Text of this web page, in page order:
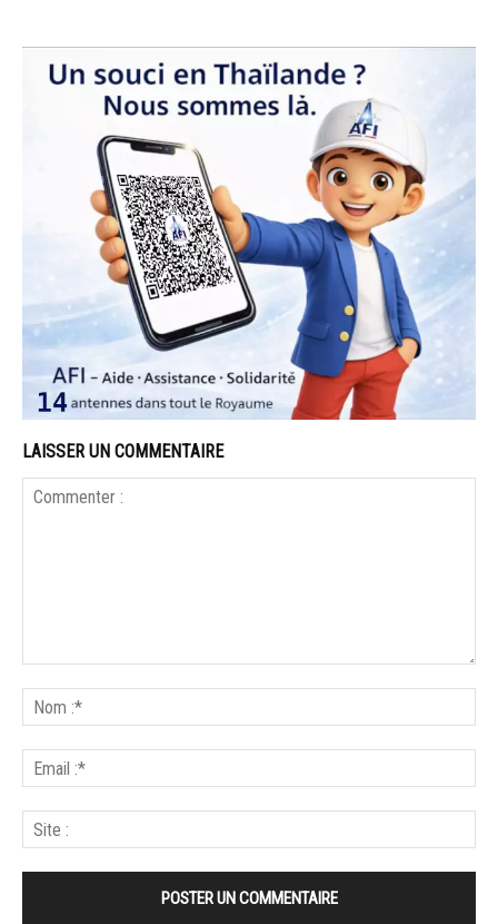
LAISSER UN COMMENTAIRE